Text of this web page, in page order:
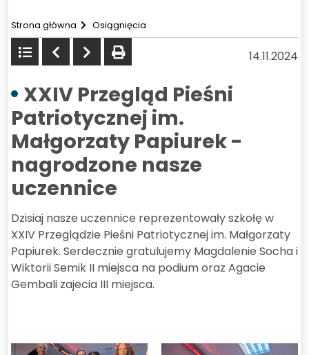
Strona główna Osiągnięcia
Powrót
do
listy
Poprzedni
Następny
drukuj 14.11.2024
XXIV Przegląd Pieśni
Patriotycznej im.
Małgorzaty Papiurek -
nagrodzone nasze
uczennice
Dzisiaj nasze uczennice reprezentowały szkołę w
XXIV Przeglądzie Pieśni Patriotycznej im. Małgorzaty
Papiurek. Serdecznie gratulujemy Magdalenie Socha i
Wiktorii Semik II miejsca na podium oraz Agacie
Gembali zajecia III miejsca.